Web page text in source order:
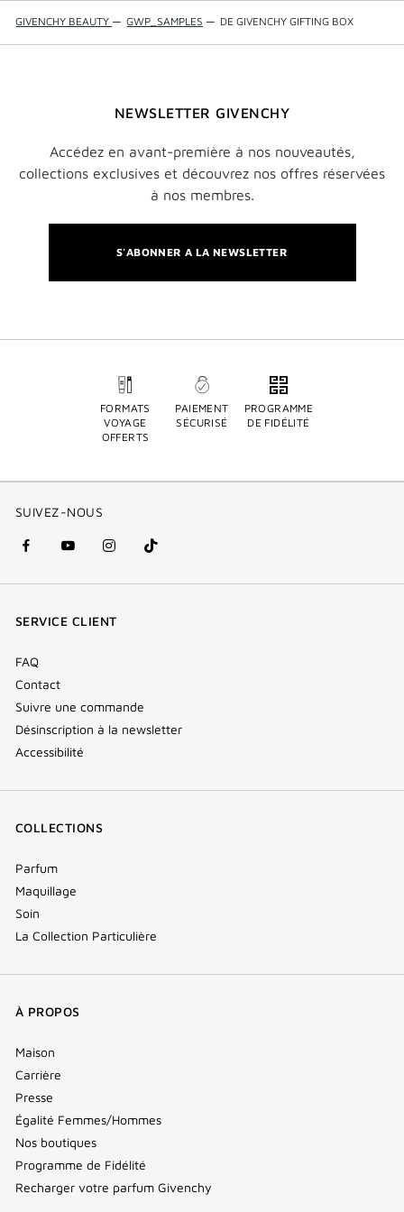
GIVENCHY BEAUTY — GWP_SAMPLES — DE GIVENCHY GIFTING BOX
NEWSLETTER GIVENCHY
Accédez en avant-première à nos nouveautés,
collections exclusives et découvrez nos offres réservées
à nos membres.
S'ABONNER A LA NEWSLETTER
FORMATS
VOYAGE
OFFERTS
PAIEMENT
SÉCURISÉ
PROGRAMME
DE FIDÉLITÉ
SUIVEZ-NOUS
facebook
(nouvelle
youtube
(nouvelle
instagram
(nouvelle
Tik
Tok
SERVICE CLIENT
FAQ
Contact
Suivre une commande
Désinscription à la newsletter
Accessibilité
COLLECTIONS
Parfum
Maquillage
Soin
La Collection Particulière
À PROPOS
Maison
Carrière
Presse
Égalité Femmes/Hommes
Nos boutiques
Programme de Fidélité
Recharger votre parfum Givenchy